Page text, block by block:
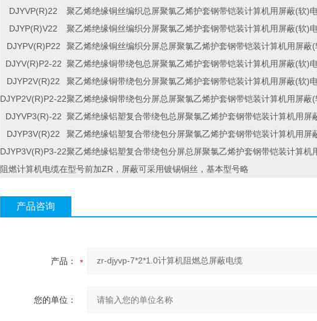
DJYVP(R)22
聚乙烯绝缘铜丝编织总屏聚氯乙烯护套钢带铠装计算机用屏蔽(软)
DJYP(R)V22 聚乙烯绝缘铜丝编织分屏聚氯乙烯护套钢带铠装计算机用屏蔽(软)
DJYPV(R)P22 聚乙烯绝缘铜丝编织分屏总屏聚氯乙烯护套钢带铠装计算机用屏蔽(
DJYV(R)P2-22 聚乙烯绝缘铜带绕包总屏聚氯乙烯护套钢带铠装计算机用屏蔽(软)
DJYP2V(R)22 聚乙烯绝缘铜带绕包分屏聚氯乙烯护套钢带铠装计算机用屏蔽(软)
DJYP2V(R)P2-22聚乙烯绝缘铜带绕包分屏总屏聚氯乙烯护套钢带铠装计算机用屏蔽(
DJYVP3(R)-22 聚乙烯绝缘铝塑复合带绕包总屏聚氯乙烯护套钢带铠装计算机用屏
DJYP3V(R)22 聚乙烯绝缘铝塑复合带绕包分屏聚氯乙烯护套钢带铠装计算机用屏
DJYP3V(R)P3-22聚乙烯绝缘铝塑复合带绕包分屏总屏聚氯乙烯护套钢带铠装计算机
阻燃计算机电缆在型号前加ZR ，屏蔽可采用镀锡铜丝，基本型号略
产品咨询
产品：
您的单位：